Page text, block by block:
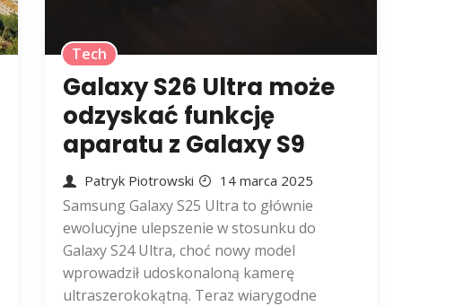
Tech
Galaxy S26 Ultra może
odzyskać funkcję
aparatu z Galaxy S9
Patryk Piotrowski 14 marca 2025
Samsung Galaxy S25 Ultra to głównie
ewolucyjne ulepszenie w stosunku do
Galaxy S24 Ultra, choć nowy model
wprowadził udoskonaloną kamerę
ultraszerokokątną. Teraz wiarygodne